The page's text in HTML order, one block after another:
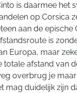
is daarmee het
op Corsica
aan de epische
is
Europa, maar
totale afstand van
overbrug je
mag duidelijk zijn